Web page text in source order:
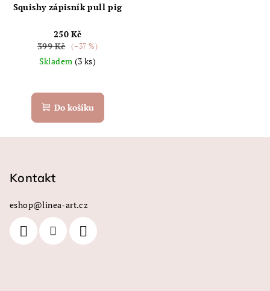
Squishy zápisník pull pig
250 Kč
399 Kč
(–37 %)
Skladem (3 ks)
Do košíku
Kontakt
eshop@linea-art.cz